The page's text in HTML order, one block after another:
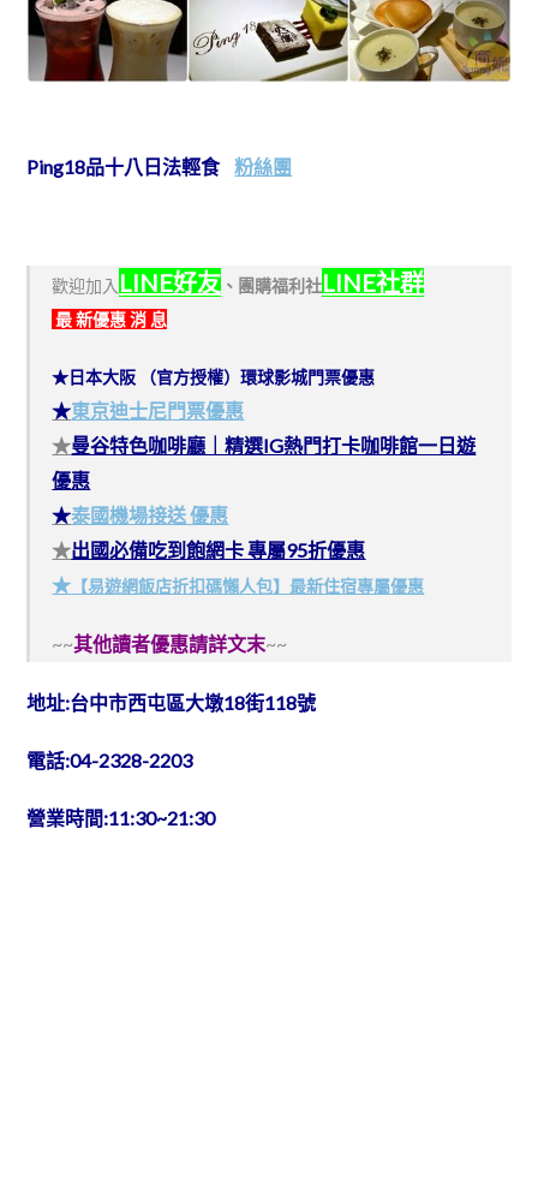
Ping18品十八日法輕食粉絲團
歡迎加入 LINE好友 、 團購福利社LINE社群
最 新優惠 消 息
★日本大阪 （官方授權）環球影城門票優惠
★東京迪士尼門票優惠
★曼谷特色咖啡廳｜精選IG熱門打卡咖啡館一日遊
優惠
★泰國機場接送 優惠
★出國必備吃到飽網卡 專屬95折優惠
★ 【易遊網飯店折扣碼懶人包】最新住宿專屬優惠
~~其他讀者優惠請詳文末~~
地址:台中市西屯區大墩18街118號
電話:04-2328-2203
營業時間:11:30~21:30